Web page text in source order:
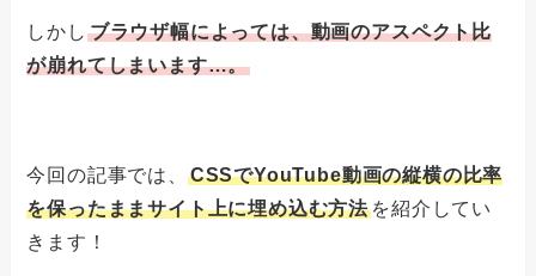
しかし ブラウザ幅によっては、動画のアスペクト比
が崩れてしまいます…。
今回の記事では、
CSSでYouTube動画の縦横の比率
を保ったままサイト上に埋め込む方法 を紹介してい
きます！